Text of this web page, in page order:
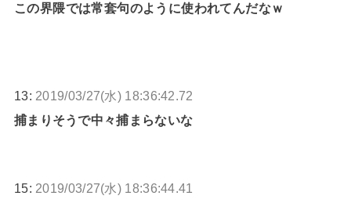
この界隈では常套句のように使われてんだなｗ
13: 2019/03/27(水) 18:36:42.72
捕まりそうで中々捕まらないな
15: 2019/03/27(水) 18:36:44.41